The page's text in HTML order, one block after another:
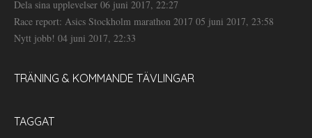
Dela sina upplevelser 06 juni 2017, 22:27
Race report: Asics Stockholm marathon 2017 05 juni 2017, 23:58
Nytt jobb! 04 juni 2017, 22:33
TRÄNING & KOMMANDE TÄVLINGAR
TAGGAT